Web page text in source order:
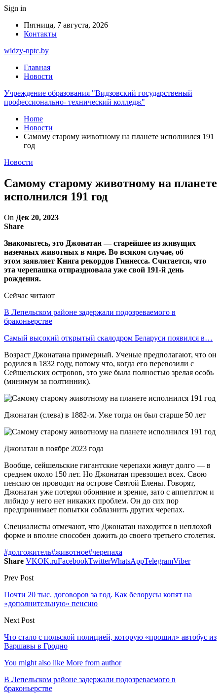
Sign in
Пятница, 7 августа, 2026
Контакты
widzy-nptc.by
Главная
Новости
Учреждение образования "Видзовский государственый
профессионально- технический колледж"
Home
Новости
Самому старому животному на планете исполнился 191
год
Новости
Самому старому животному на планете
исполнился 191 год
On Дек 20, 2023
Share
Знакомьтесь, это Джонатан — старейшее из живущих
наземных животных в мире. Во всяком случае, об
этом заявляет Книга рекордов Гиннесса. Считается, что
эта черепашка отпраздновала уже свой 191-й день
рождения.
Сейчас читают
В Лепельском районе задержали подозреваемого в
браконьерстве
Самый высокий открытый скалодром Беларуси появился в…
Возраст Джонатана примерный. Ученые предполагают, что он
родился в 1832 году, потому что, когда его перевозили с
Сейшельских островов, это уже была полностью зрелая особь
(минимум за полтинник).
Джонатан (слева) в 1882-м. Уже тогда он был старше 50 лет
Джонатан в ноябре 2023 года
Вообще, сейшельские гигантские черепахи живут долго — в
среднем около 150 лет. Но Джонатан превзошел всех. Свою
пенсию он проводит на острове Святой Елены. Говорят,
Джонатан уже потерял обоняние и зрение, зато с аппетитом и
либидо у него нет никаких проблем. Он до сих пор
предпринимает попытки соблазнить других черепах.
Специалисты отмечают, что Джонатан находится в неплохой
форме и вполне способен дожить до своего третьего столетия.
#долгожитель#животное#черепаха
Share VKOK.ruFacebookTwitterWhatsAppTelegramViber
Prev Post
Почти 20 тыс. договоров за год. Как белорусы копят на
«дополнительную» пенсию
Next Post
Что стало с польской полицией, которую «прошил» автобус из
Варшавы в Гродно
You might also like More from author
В Лепельском районе задержали подозреваемого в
браконьерстве